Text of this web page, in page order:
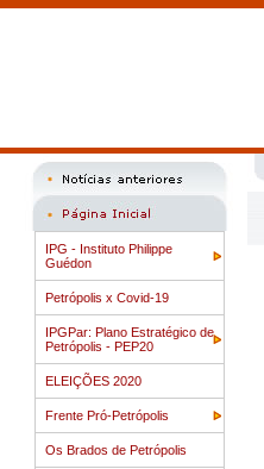
IPG - Instituto Philippe
Guédon
Petrópolis x Covid-19
IPGPar: Plano Estratégico de
Petrópolis - PEP20
ELEIÇÕES 2020
Frente Pró-Petrópolis
Os Brados de Petrópolis